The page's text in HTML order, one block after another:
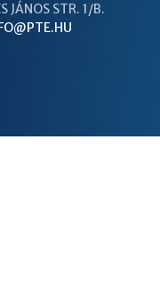
JÁNOS STR. 1/B.